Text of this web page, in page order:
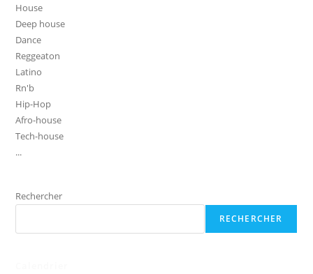
House
Deep house
Dance
Reggeaton
Latino
Rn'b
Hip-Hop
Afro-house
Tech-house
...
Rechercher
RECHERCHER